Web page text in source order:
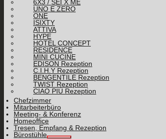
6X3 / SEI X ME
UNO E ZERO
ONE
ISIXTY
ATTIVA
HYPE
HOTEL CONCEPT
RESIDENCE
MINI CUCINE
EDISON Rezeption
C.I.H.Y Rezeption
BENGENTILE Rezeption
TWIST Rezeption
CIAO PIÙ Rezeption
Chefzimmer
Mitarbeiterbüro
Meeting- & Konferenz
Homeoffice
Tresen, Empfang & Rezeption
Bürostühle